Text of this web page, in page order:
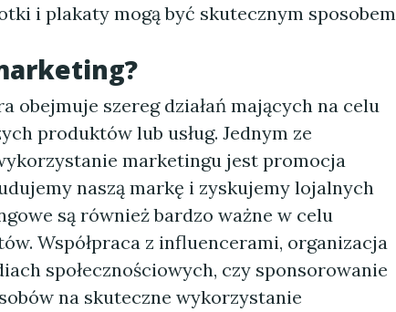
i plakaty mogą być skutecznym sposobem
obejmuje szereg działań mających na celu
produktów lub usług. Jednym ze
marketingu jest promocja
naszą markę i zyskujemy lojalnych
są również bardzo ważne w celu
Współpraca z influencerami, organizacja
społecznościowych, czy sponsorowanie
na skuteczne wykorzystanie